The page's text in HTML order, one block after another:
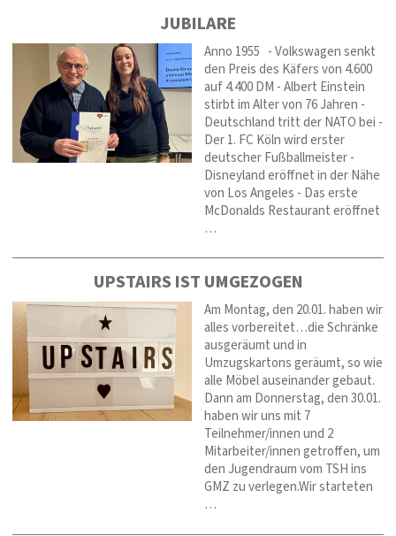
JUBILARE
Anno 1955 - Volkswagen senkt
den Preis des Käfers von 4.600
auf 4.400 DM - Albert Einstein
stirbt im Alter von 76 Jahren -
Deutschland tritt der NATO bei -
Der 1. FC Köln wird erster
deutscher Fußballmeister -
Disneyland eröffnet in der Nähe
von Los Angeles - Das erste
McDonalds Restaurant eröffnet
…
UPSTAIRS IST UMGEZOGEN
Am Montag, den 20.01. haben wir
alles vorbereitet…die Schränke
ausgeräumt und in
Umzugskartons geräumt, so wie
alle Möbel auseinander gebaut.
Dann am Donnerstag, den 30.01.
haben wir uns mit 7
Teilnehmer/innen und 2
Mitarbeiter/innen getroffen, um
den Jugendraum vom TSH ins
GMZ zu verlegen.Wir starteten
…